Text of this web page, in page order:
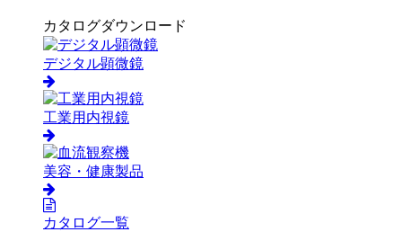
カタログダウンロード
デジタル顕微鏡
工業用内視鏡
美容・健康製品
カタログ一覧